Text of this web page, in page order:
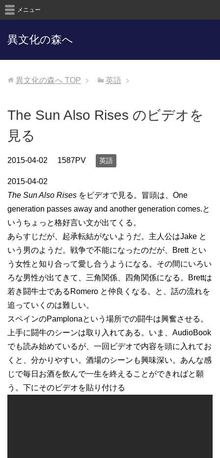
異文化の森へ
メニュー
異文化の森へ TOP 英語
The Sun Also Rises のビデオを
見る
2015-04-02 1587PV 英語
2015-04-02
The Sun Also Rises をビデオで見る。冒頭は、One
generation passes away and another generation comes.と
いうちょっと格好言い文が出てくる。
あらすじだが、起承転結がないようだ。主人公はJake と
いう男のようだ。戦争で不能になったのだが、Brett とい
う女性と知り合って愛し合うようになる。その間にいろい
ろな男性が出てきて、三角関係、四角関係になる。Brettは
若き闘牛士であるRomero と仲良くなる。と、話の流れを
追っていくのは難しい。
スペインのPamplonaという場所での闘牛は興奮させる。
上手に闘牛のシーンは取り入れてある。いま、AudioBook
でも読み始めているが、一回ビデオで内容を頭に入れてお
くと、分かりやすい。酒場のシーンも興味深い。あんな感
じで毎日お酒を飲んで一生を終えることができればと願
う。下にそのビデオを貼り付ける